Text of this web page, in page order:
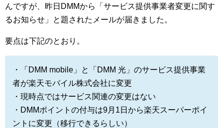
んですが、昨日DMMから「サービス提供事業者変更に関す
るお知らせ」と題されたメールが届きました。
要点は下記のとおり。
・「DMM mobile」と「DMM 光」のサービス提供事業
者が楽天モバイル株式会社に変更
・現時点ではサービス関連の変更はない
・DMMポイントの付与は9月1日から楽天スーパーポイ
ントに変更（移行できるらしい）